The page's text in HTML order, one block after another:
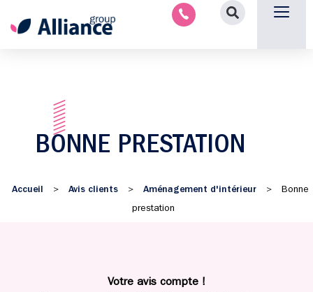
BONNE PRESTATION
Accueil > Avis clients > Aménagement d'intérieur > Bonne
prestation
Votre avis compte !